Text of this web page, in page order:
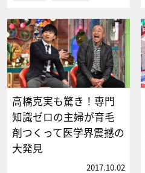
高橋克実も驚き！専門
知識ゼロの主婦が育毛
剤つくって医学界震撼の
大発見
2017.10.02